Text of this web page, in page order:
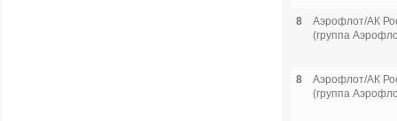
8
Аэрофлот/АК
(группа
8
Аэрофлот/АК
(группа